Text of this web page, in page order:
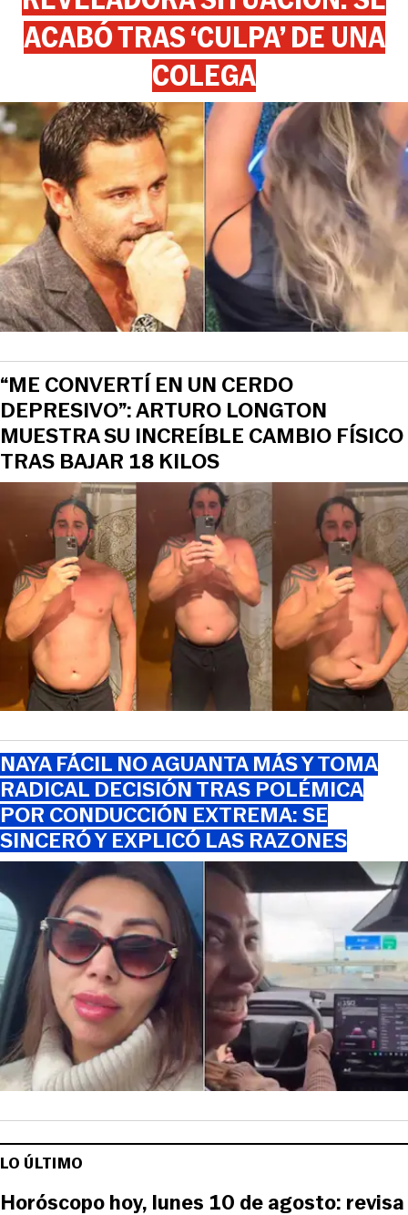
ACABÓ TRAS ‘CULPA’ DE UNA
COLEGA
“ME CONVERTÍ EN UN CERDO
DEPRESIVO”: ARTURO LONGTON
MUESTRA SU INCREÍBLE CAMBIO FÍSICO
TRAS BAJAR 18 KILOS
NAYA FÁCIL NO AGUANTA MÁS Y TOMA
RADICAL DECISIÓN TRAS POLÉMICA
POR CONDUCCIÓN EXTREMA: SE
SINCERÓ Y EXPLICÓ LAS RAZONES
LO ÚLTIMO
Horóscopo hoy, lunes 10 de agosto: revisa